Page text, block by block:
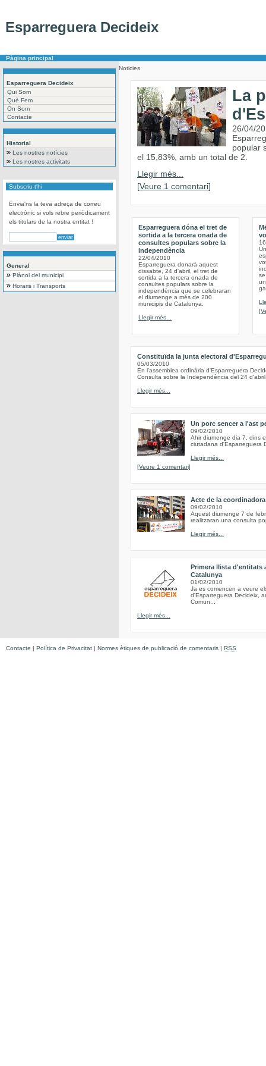
Esparreguera Decideix
Pàgina principal
Esparreguera Decideix
Qui Som
Què Fem
On Som
Contacte
Historial
Les nostres notícies
Les nostres activitats
Subscriu-t'hi
Envia'ns la teva adreça de correu
electrònic si vols rebre periòdicament
els titulars de la nostra entitat !
General
Plànol del municipi
Horaris i Transports
Noticies
La
26/04/
popular
el 15,83%, amb un total de 2.
Llegir més...
[Veure 1 comentari]
Esparreguera dóna el tret de
sortida a la tercera onada de
consultes populars sobre la
independència
22/04/2010
Esparreguera donarà aquest
dissabte, 24 d'abril, el tret de
sortida a la tercera onada de
consultes populars sobre la
independència que se celebraran
el diumenge a més de 200
municipis de Catalunya.
Llegir més...
Constituïda la junta electoral
05/03/2010
En l'assemblea ordinària d'Esparreguera
Consulta sobre la Independència del 24
Llegir més...
Un porc sencer a l'ast
09/02/2010
Ahir diumenge dia 7, dins
ciutadana d'Esparreguera
Llegir més...
[Veure 1 comentari]
Acte de la
09/02/2010
Aquest diumenge 7 de
realitzaran una consulta
Llegir més...
Primera llista d'entitats
Catalunya
01/02/2010
Ja es comencen a veure
d'Esparreguera Decideix,
Comun...
Llegir més...
Contacte | Política de Privacitat | Normes ètiques de publicació de comentaris | RSS